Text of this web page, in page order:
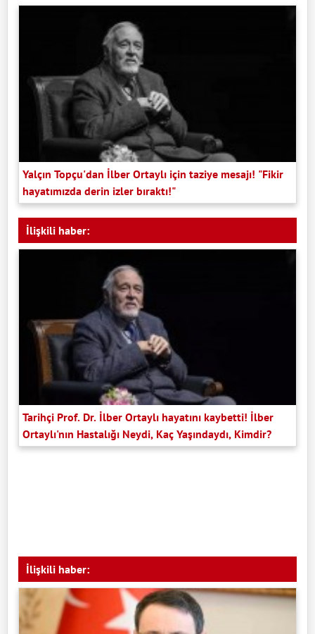
Yalçın Topçu'dan İlber Ortaylı için taziye mesajı! "Fikir
hayatımızda derin izler bıraktı!"
İlişkili haber:
Tarihçi Prof. Dr. İlber Ortaylı hayatını kaybetti! İlber
Ortaylı'nın Hastalığı Neydi, Kaç Yaşındaydı, Kimdir?
İlişkili haber: